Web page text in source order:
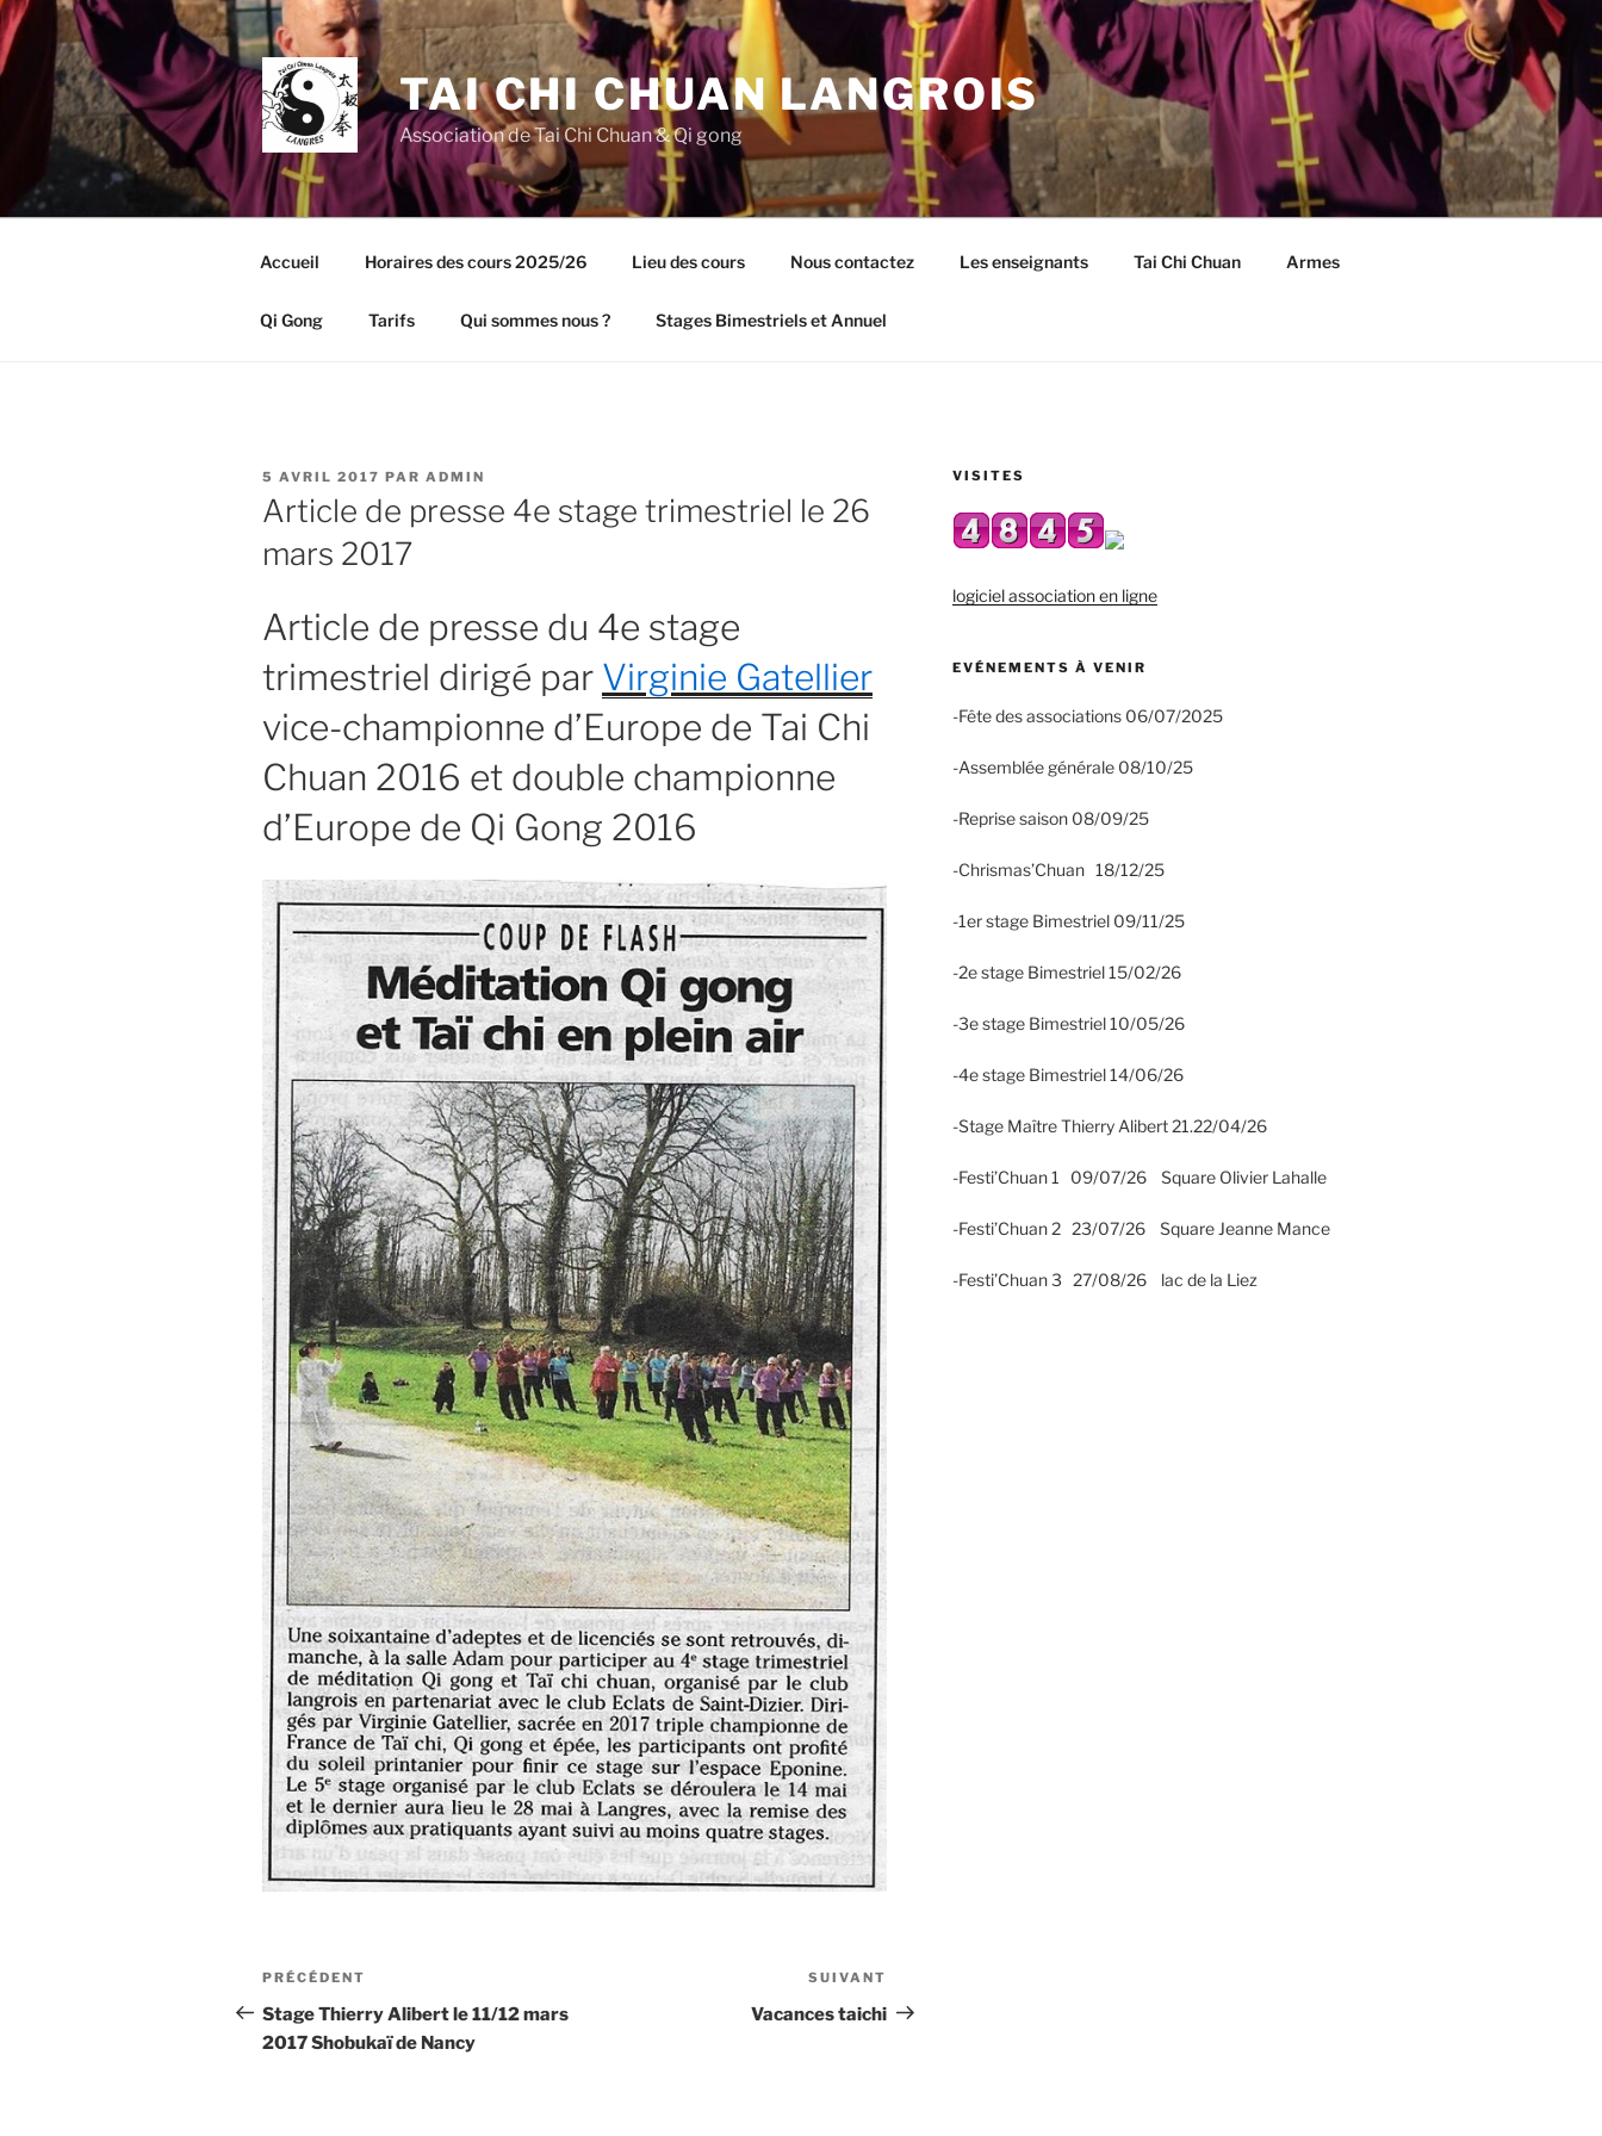
Aller
au
contenu
principal
TAI CHI CHUAN LANGROIS
Association de Tai Chi Chuan & Qi gong
Accueil Horaires des cours 2025/26 Lieu des cours Nous contactez Les enseignants Tai Chi Chuan Armes
Qi Gong Tarifs Qui sommes nous ? Stages Bimestriels et Annuel
PUBLIÉ
LE
5 AVRIL 2017 PAR ADMIN
Article de presse 4e stage trimestriel le 26
mars 2017
Article de presse du 4e stage
trimestriel dirigé par Virginie Gatellier
vice-championne d’Europe de Tai Chi
Chuan 2016 et double championne
d’Europe de Qi Gong 2016
Navigation
de
l’article
Article
précédent
PRÉCÉDENT
Stage Thierry Alibert le 11/12 mars
2017 Shobukaï de Nancy
suivant
SUIVANT
Vacances taichi
VISITES
logiciel association en ligne
EVÉNEMENTS À VENIR
-Fête des associations 06/07/2025
-Assemblée générale 08/10/25
-Reprise saison 08/09/25
-Chrismas’Chuan 18/12/25
-1er stage Bimestriel 09/11/25
-2e stage Bimestriel 15/02/26
-3e stage Bimestriel 10/05/26
-4e stage Bimestriel 14/06/26
-Stage Maître Thierry Alibert 21.22/04/26
-Festi’Chuan 1 09/07/26 Square Olivier Lahalle
-Festi’Chuan 2 23/07/26 Square Jeanne Mance
-Festi’Chuan 3 27/08/26 lac de la Liez